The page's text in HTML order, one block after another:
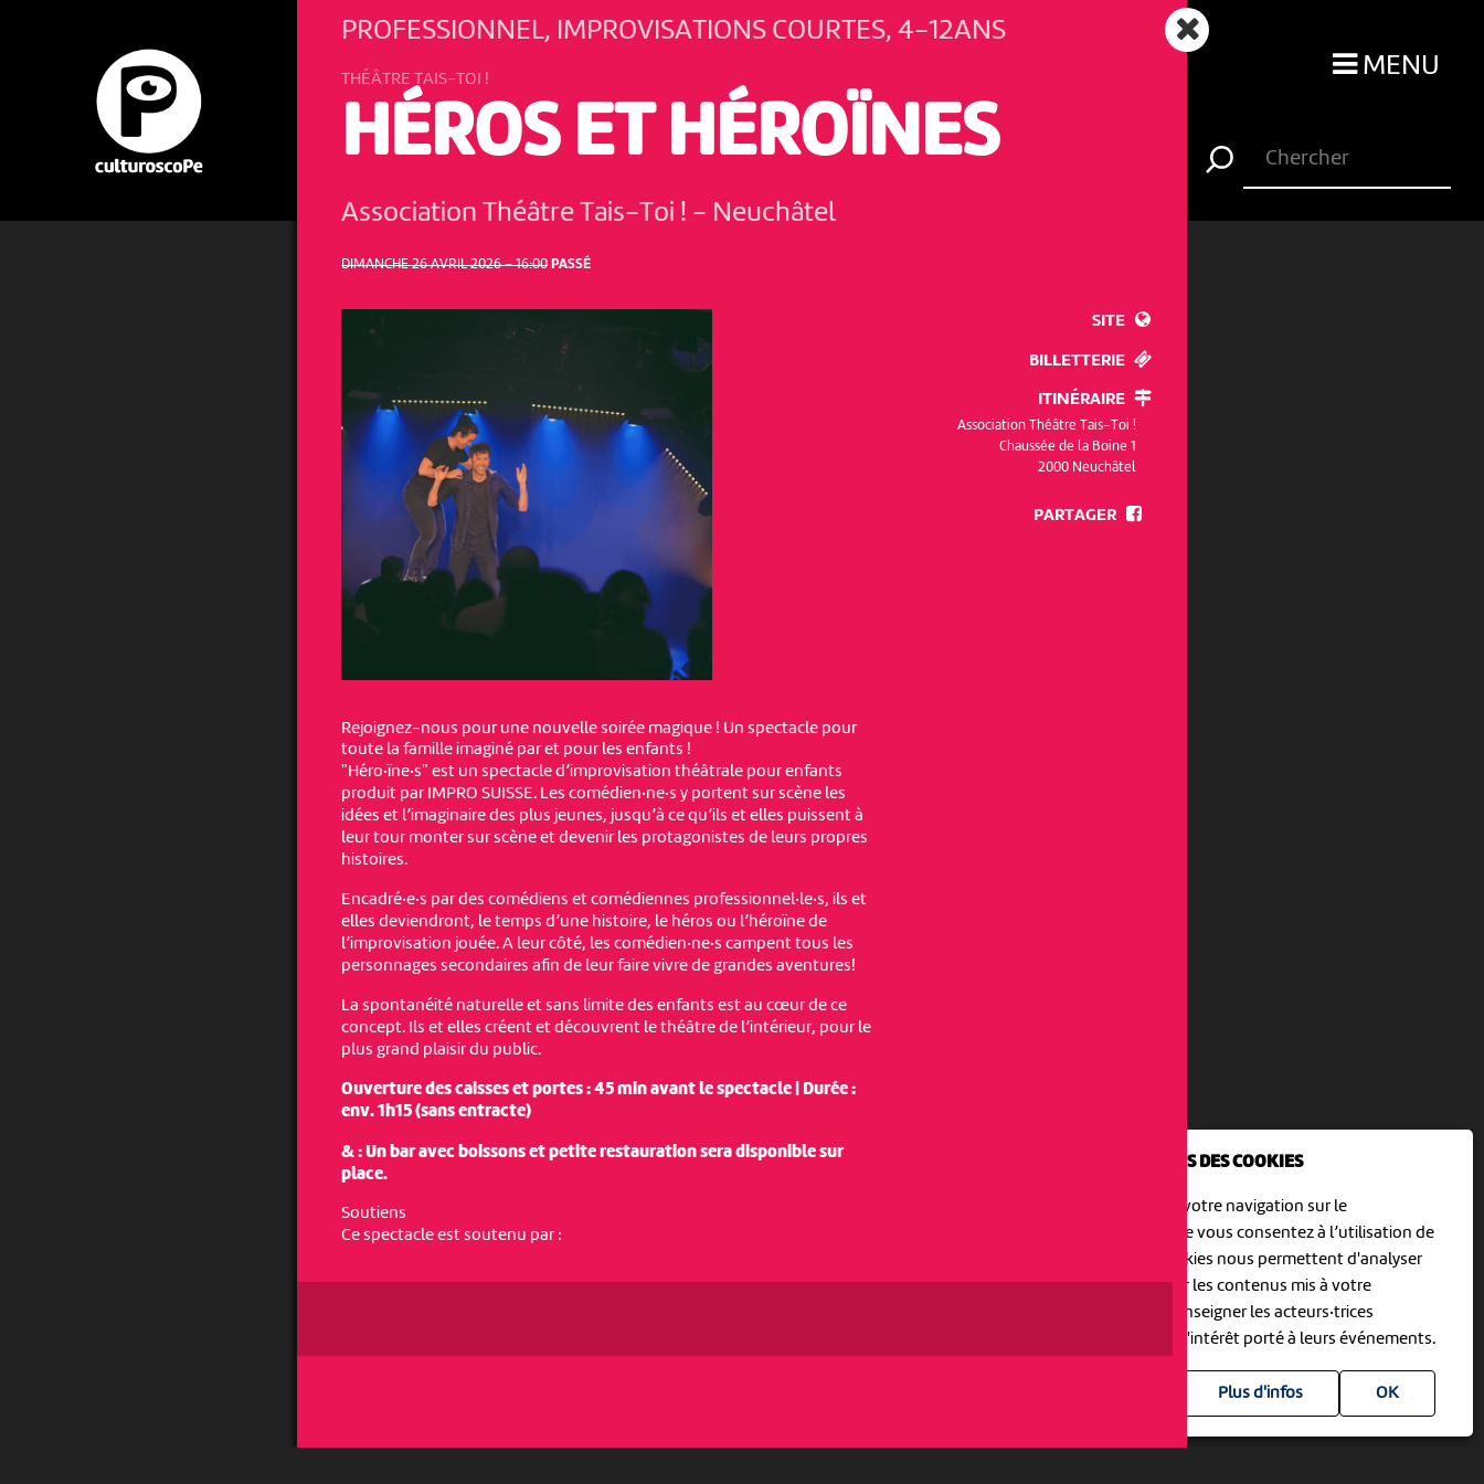
NOUS UTILISONS DES COOKIES
En poursuivant votre navigation sur le
culturoscoPe site vous consentez à l’utilisation de
cookies. Les cookies nous permettent d'analyser
le trafic, d’affiner les contenus mis à votre
disposition et renseigner les acteurs·trices
culturel·le·s sur l'intérêt porté à leurs événements.
Plus d'infos
MENU
DIMANCHE 26 AVRIL 2026 – 16:00 PASSÉ
PROFESSIONNEL, IMPROVISATIONS COURTES, 4-12ANS
THÉÂTRE TAIS-TOI !
HÉROS ET HÉROÏNES
Association Théâtre Tais-Toi ! - Neuchâtel
Rejoignez-nous pour une nouvelle soirée magique ! Un spectacle pour
toute la famille imaginé par et pour les enfants !
"Héro·ïne·s" est un spectacle d’improvisation théâtrale pour enfants
produit par IMPRO SUISSE. Les comédien·ne·s y portent sur scène les
idées et l’imaginaire des plus jeunes, jusqu’à ce qu’ils et elles puissent à
leur tour monter sur scène et devenir les protagonistes de leurs propres
histoires.
Encadré·e·s par des comédiens et comédiennes professionnel·le·s, ils et
elles deviendront, le temps d’une histoire, le héros ou l’héroïne de
l’improvisation jouée. A leur côté, les comédien·ne·s campent tous les
personnages secondaires afin de leur faire vivre de grandes aventures!
La spontanéité naturelle et sans limite des enfants est au cœur de ce
concept. Ils et elles créent et découvrent le théâtre de l’intérieur, pour le
plus grand plaisir du public.
Ouverture des caisses et portes : 45 min avant le spectacle | Durée :
env. 1h15 (sans entracte)
& : Un bar avec boissons et petite restauration sera disponible sur
place.
Soutiens
Ce spectacle est soutenu par :
SITE
BILLETTERIE
ITINÉRAIRE
Association Théâtre Tais-Toi !
Chaussée de la Boine 1
2000 Neuchâtel
PARTAGER